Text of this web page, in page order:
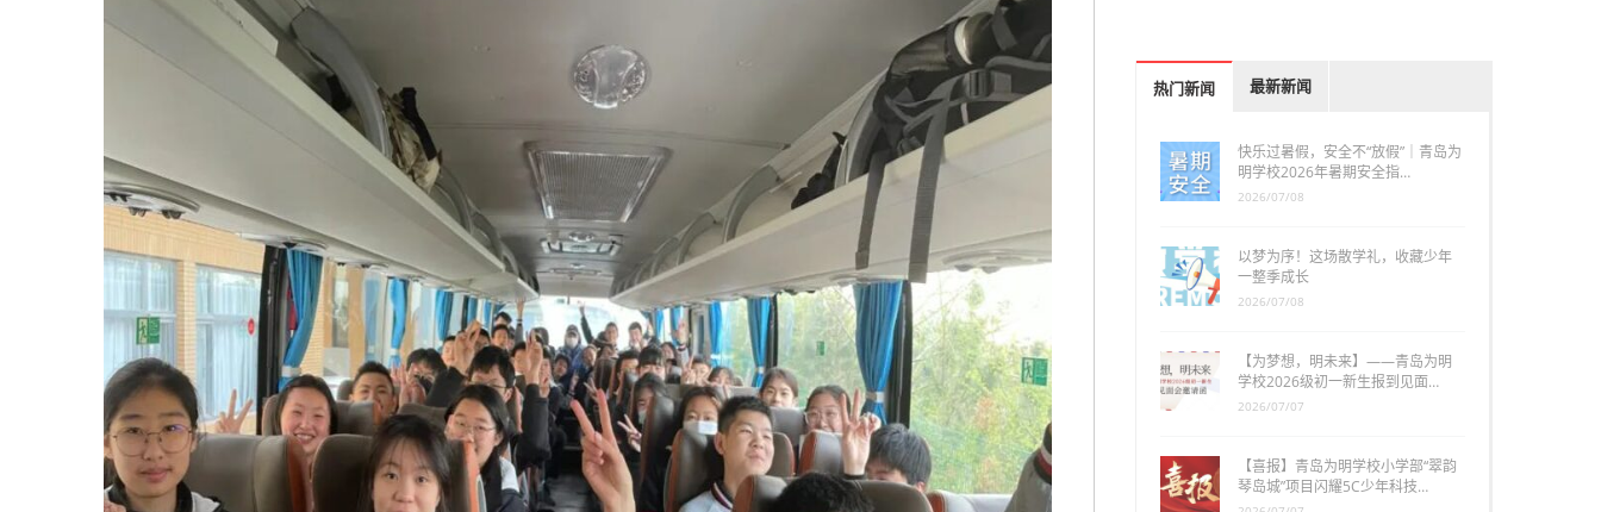
热门新闻 最新新闻
快乐过暑假，安全不“放假”｜青岛为
明学校2026年暑期安全指…
2026/07/08
以梦为序！这场散学礼，收藏少年
一整季成长
2026/07/08
【为梦想，明未来】——青岛为明
学校2026级初一新生报到见面…
2026/07/07
【喜报】青岛为明学校小学部“翠韵
琴岛城”项目闪耀5C少年科技…